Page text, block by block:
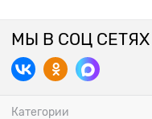
МЫ В СОЦ СЕТЯХ
Категории